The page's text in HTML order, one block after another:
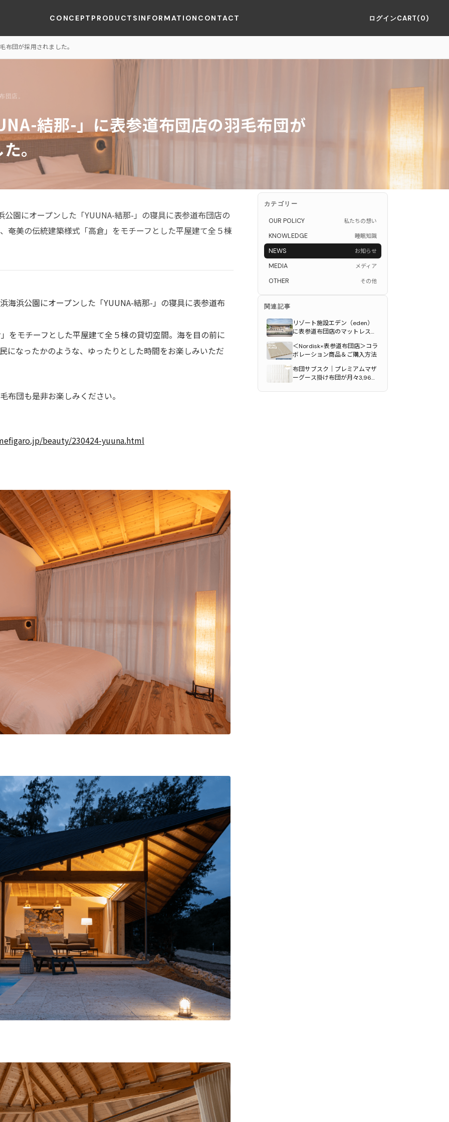
CONCEPT PRODUCTS INFORMATION CONTACT ログインCART(0)
布団が採用されました。
団店。
結那-」に表参道布団店の羽毛布団が
。
園にオープンした「YUUNA-結那-」の寝具に表参道布団店の
奄美の伝統建築様式「高倉」をモチーフとした平屋建て全５棟
海浜公園にオープンした「YUUNA-結那-」の寝具に表参道布
をモチーフとした平屋建て全５棟の貸切空間。海を目の前に
になったかのような、ゆったりとした時間をお楽しみいただ
布団も是非お楽しみください。
beauty/230424-yuuna.html
カテゴリー
OUR POLICY 私たちの想い
KNOWLEDGE 睡眠知識
NEWS お知らせ
MEDIA メディア
OTHER その他
関連記事
リゾート施設エデン（eden）
に表参道布団店のマットレスが
＜Nordisk×表参道布団店＞コラ
ボレーション商品＆ご購入方法
布団サブスク｜プレミアムマザ
ーグース掛け布団が月々3,960